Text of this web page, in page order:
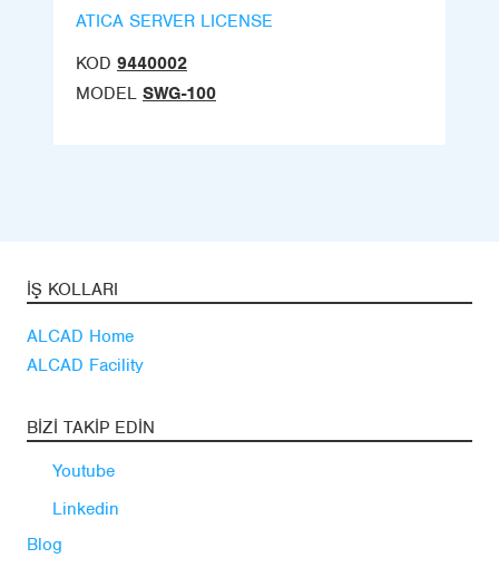
ATICA SERVER LICENSE
KOD 9440002
MODEL SWG-100
İŞ KOLLARI
ALCAD Home
ALCAD Facility
BIZI TAKIP EDIN
Youtube
Linkedin
Blog